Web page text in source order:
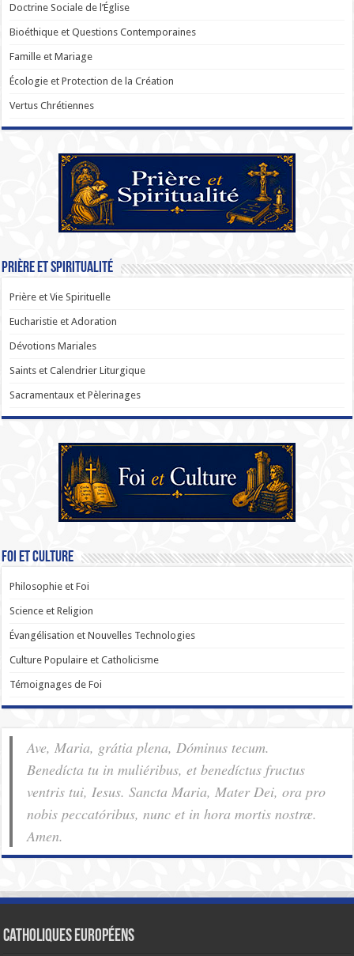
Doctrine Sociale de l’Église
Bioéthique et Questions Contemporaines
Famille et Mariage
Écologie et Protection de la Création
Vertus Chrétiennes
Prière et Spiritualité
Prière et Vie Spirituelle
Eucharistie et Adoration
Dévotions Mariales
Saints et Calendrier Liturgique
Sacramentaux et Pèlerinages
Foi et Culture
Philosophie et Foi
Science et Religion
Évangélisation et Nouvelles Technologies
Culture Populaire et Catholicisme
Témoignages de Foi
Ave, Maria, grátia plena, Dóminus tecum.
Benedícta tu in muliéribus, et benedíctus fructus
ventris tui, Iesus. Sancta Maria, Mater Dei, ora pro
nobis pec­ca­tóribus, nunc et in hora mortis nostræ.
Amen.
Catholiques européens